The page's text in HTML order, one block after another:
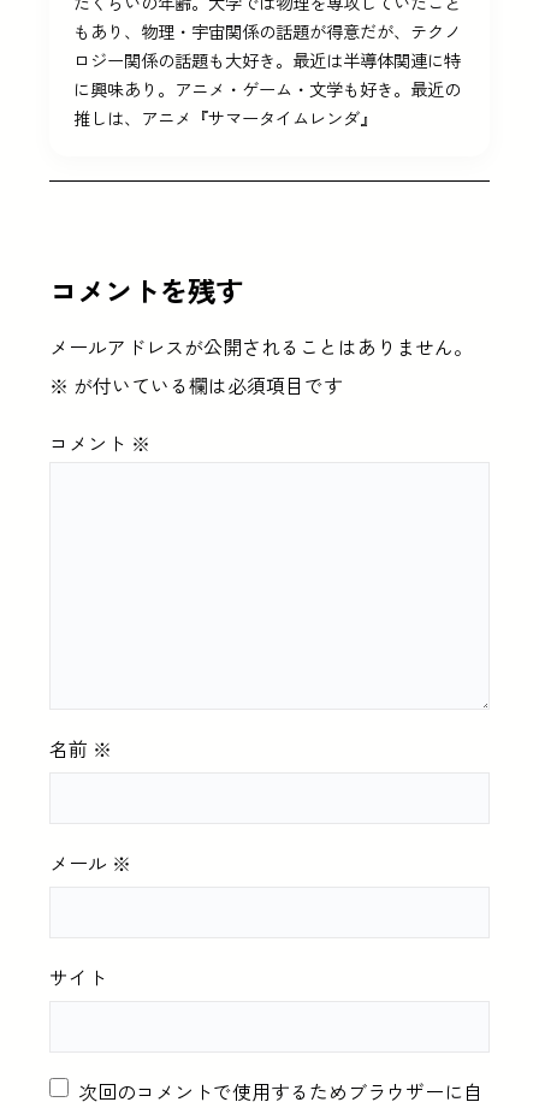
もあり、物理・宇宙関係の話題が得意だが、テクノ
ロジー関係の話題も大好き。最近は半導体関連に特
に興味あり。アニメ・ゲーム・文学も好き。最近の
推しは、アニメ『サマータイムレンダ』
コメントを残す
メールアドレスが公開されることはありません。
※ が付いている欄は必須項目です
コメント ※
名前 ※
メール ※
サイト
次回のコメントで使用するためブラウザーに自